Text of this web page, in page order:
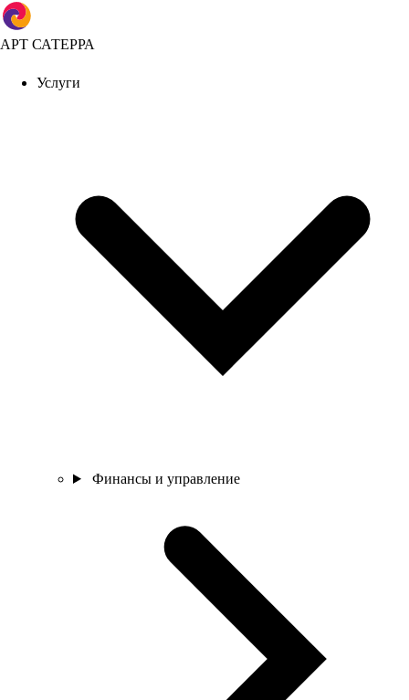
АРТ САТЕРРА
Услуги
Финансы и управление